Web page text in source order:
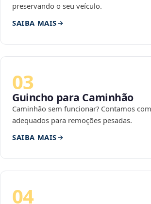
preservando o seu veículo.
SAIBA MAIS
03
Guincho para Caminhão
Caminhão sem funcionar? Contamos
adequados para remoções pesadas.
SAIBA MAIS
04